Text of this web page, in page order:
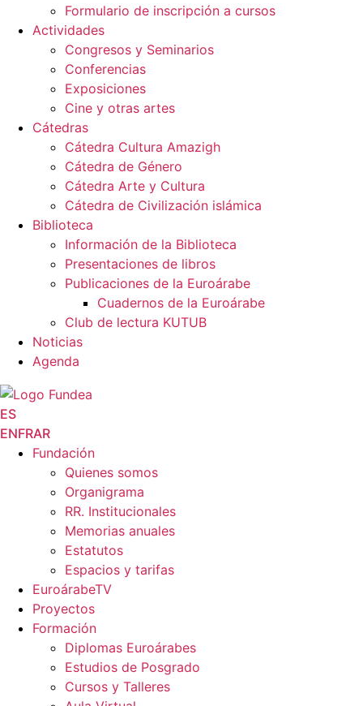
Formulario de inscripción a cursos
Actividades
Congresos y Seminarios
Conferencias
Exposiciones
Cine y otras artes
Cátedras
Cátedra Cultura Amazigh
Cátedra de Género
Cátedra Arte y Cultura
Cátedra de Civilización islámica
Biblioteca
Información de la Biblioteca
Presentaciones de libros
Publicaciones de la Euroárabe
Cuadernos de la Euroárabe
Club de lectura KUTUB
Noticias
Agenda
ES
ENFRAR
Fundación
Quienes somos
Organigrama
RR. Institucionales
Memorias anuales
Estatutos
Espacios y tarifas
EuroárabeTV
Proyectos
Formación
Diplomas Euroárabes
Estudios de Posgrado
Cursos y Talleres